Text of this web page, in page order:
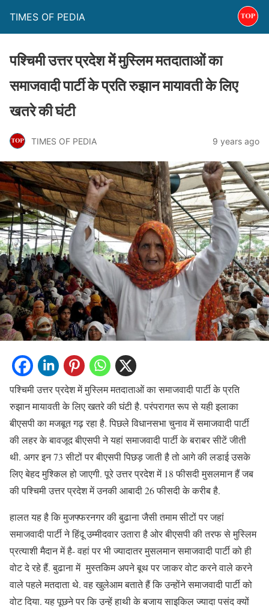
TIMES OF PEDIA
पश्चिमी उत्तर प्रदेश में मुस्लिम मतदाताओं का
समाजवादी पार्टी के प्रति रुझान मायावती के लिए
खतरे की घंटी
TIMES OF PEDIA 9 years ago
पश्चिमी उत्तर प्रदेश में मुस्लिम मतदाताओं का समाजवादी पार्टी के प्रति
रुझान मायावती के लिए खतरे की घंटी है. परंपरागत रूप से यही इलाका
बीएसपी का मजबूत गढ़ रहा है. पिछले विधानसभा चुनाव में समाजवादी पार्टी
की लहर के बावजूद बीएसपी ने यहां समाजवादी पार्टी के बराबर सीटें जीती
थी. अगर इन 73 सीटों पर बीएसपी पिछड़ जाती है तो आगे की लडाई उसके
लिए बेहद मुश्किल हो जाएगी. पूरे उत्तर प्रदेश में 18 फीसदी मुसलमान हैं जब
की पश्चिमी उत्तर प्रदेश में उनकी आबादी 26 फीसदी के करीब है.
हालत यह है कि मुजफ्फरनगर की बुढाना जैसी तमाम सीटों पर जहां
समाजवादी पार्टी ने हिंदू उम्मीदवार उतारा है ओर बीएसपी की तरफ से मुस्लिम
प्रत्याशी मैदान में है- वहां पर भी ज्यादातर मुसलमान समाजवादी पार्टी को ही
वोट दे रहे हैं. बुढाना में मुस्तकिम अपने बूथ पर जाकर वोट करने वाले करने
वाले पहले मतदाता थे. वह खुलेआम बताते हैं कि उन्होंने समाजवादी पार्टी को
वोट दिया. यह पूछने पर कि उन्हें हाथी के बजाय साइकिल ज्यादा पसंद क्यों